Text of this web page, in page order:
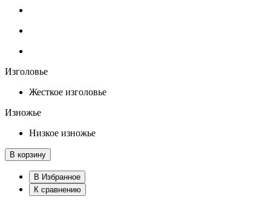
Изголовье
Жесткое изголовье
Изножье
Низкое изножье
В корзину
В Избранное
К сравнению